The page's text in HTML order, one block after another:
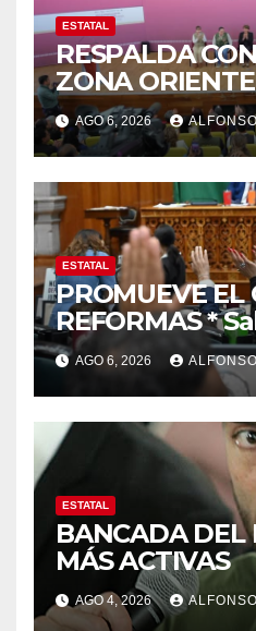
ESTATAL
RESPALDA
ZONA ORIENTE *
gobernadora
AGO 6, 2026
ESTATAL
PROMUEVE EL
REFORMAS * Salud, electoral
y justicia, de
AGO 6, 2026
ESTATAL
BANCADA DEL
MÁS ACTIVAS
AGO 4, 2026